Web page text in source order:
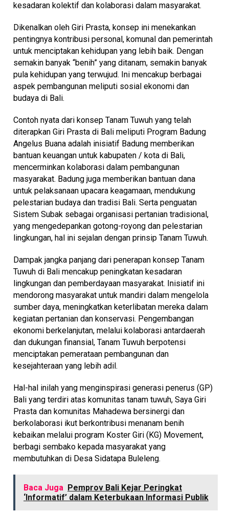
kesadaran kolektif dan kolaborasi dalam masyarakat.
Dikenalkan oleh Giri Prasta, konsep ini menekankan
pentingnya kontribusi personal, komunal dan pemerintah
untuk menciptakan kehidupan yang lebih baik. Dengan
semakin banyak “benih” yang ditanam, semakin banyak
pula kehidupan yang terwujud. Ini mencakup berbagai
aspek pembangunan meliputi sosial ekonomi dan
budaya di Bali.
Contoh nyata dari konsep Tanam Tuwuh yang telah
diterapkan Giri Prasta di Bali meliputi Program Badung
Angelus Buana adalah inisiatif Badung memberikan
bantuan keuangan untuk kabupaten / kota di Bali,
mencerminkan kolaborasi dalam pembangunan
masyarakat. Badung juga memberikan bantuan dana
untuk pelaksanaan upacara keagamaan, mendukung
pelestarian budaya dan tradisi Bali. Serta penguatan
Sistem Subak sebagai organisasi pertanian tradisional,
yang mengedepankan gotong-royong dan pelestarian
lingkungan, hal ini sejalan dengan prinsip Tanam Tuwuh.
Dampak jangka panjang dari penerapan konsep Tanam
Tuwuh di Bali mencakup peningkatan kesadaran
lingkungan dan pemberdayaan masyarakat. Inisiatif ini
mendorong masyarakat untuk mandiri dalam mengelola
sumber daya, meningkatkan keterlibatan mereka dalam
kegiatan pertanian dan konservasi. Pengembangan
ekonomi berkelanjutan, melalui kolaborasi antardaerah
dan dukungan finansial, Tanam Tuwuh berpotensi
menciptakan pemerataan pembangunan dan
kesejahteraan yang lebih adil.
Hal-hal inilah yang menginspirasi generasi penerus (GP)
Bali yang terdiri atas komunitas tanam tuwuh, Saya Giri
Prasta dan komunitas Mahadewa bersinergi dan
berkolaborasi ikut berkontribusi menanam benih
kebaikan melalui program Koster Giri (KG) Movement,
berbagi sembako kepada masyarakat yang
membutuhkan di Desa Sidatapa Buleleng.
Baca Juga Pemprov Bali Kejar Peringkat
‘Informatif’ dalam Keterbukaan Informasi Publik